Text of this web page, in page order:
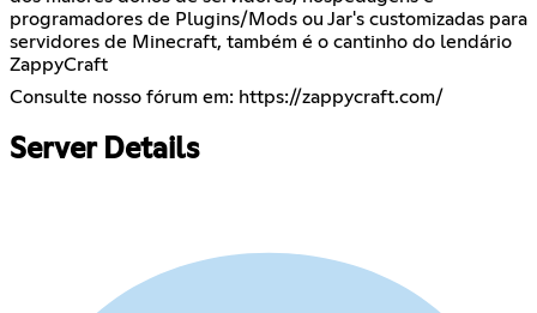
programadores de Plugins/Mods ou Jar's customizadas para
servidores de Minecraft, também é o cantinho do lendário
ZappyCraft
Consulte nosso fórum em: https://zappycraft.com/
Server Details